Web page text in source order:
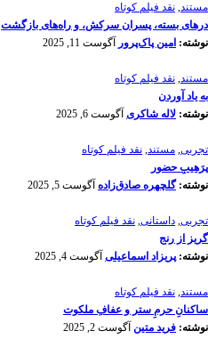
مستند, نقد فیلم کوتاه
درهای بسته، پسران سرکش، و راه‌های بازگشت
نوشته: امین پاک‌پرور آگوست 11, 2025
مستند, نقد فیلم کوتاه
به یاد آوردن
نوشته: لاله شاکری آگوست 6, 2025
تجربی, مستند, نقد فیلم کوتاه
پرَهیب‌ِ حضور
نوشته:گلچهره صادق‌زاده آگوست 5, 2025
تجربی, داستانی, نقد فیلم کوتاه
گریز از رنج
نوشته:پریزاد اسماعیلی آگوست 4, 2025
مستند, نقد فیلم کوتاه
ساکنانِ حرمِ ستر و عفافِ ملکوت
نوشته: فرید متین آگوست 2, 2025